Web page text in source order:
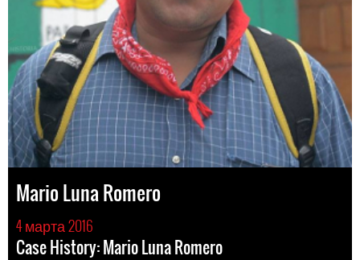
Mario Luna Romero
4 марта 2016
Case History: Mario Luna Romero